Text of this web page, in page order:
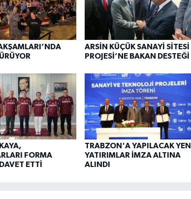
ARSİN KÜÇÜK SANAYİ SİTESİ
PROJESİ’NE BAKAN DESTEĞİ
FORMA
ETTİ
TRABZON'A YAPILACAK YENİ
YATIRIMLAR İMZA ALTINA
ALINDI